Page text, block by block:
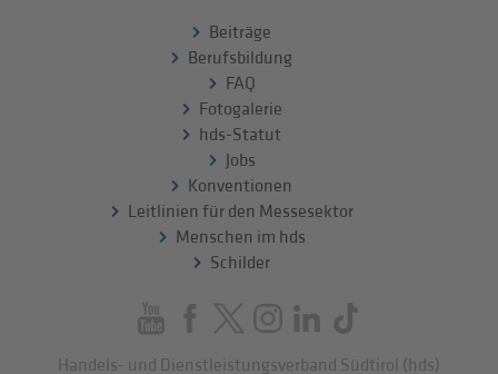
Beiträge
Berufsbildung
FAQ
Fotogalerie
hds-Statut
Jobs
Konventionen
Leitlinien für den Messesektor
Menschen im hds
Schilder
Handels- und Dienstleistungsverband Südtirol (hds)